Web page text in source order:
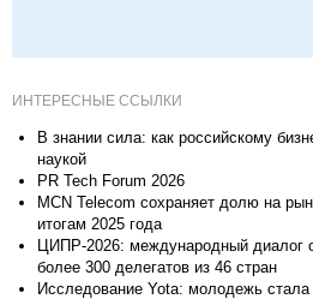
ИНТЕРЕСНЫЕ ССЫЛКИ
В знании сила: как российскому
наукой
PR Tech Forum 2026
MCN Telecom сохраняет долю на
итогам 2025 года
ЦИПР-2026: международный
более 300 делегатов из 46 стран
Исследование Yota: молодежь стала